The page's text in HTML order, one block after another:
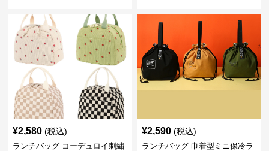
¥2,580 (税込)
ランチバッグ コーデュロイ刺繍
¥2,590 (税込)
ランチバッグ 巾着型ミニ保冷ラ